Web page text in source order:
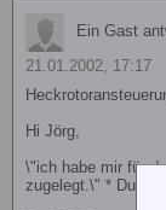
Ein Gast
21.01.2002, 17:17
Hi Jörg,
\"ich habe mir für
zugelegt.\" * Du